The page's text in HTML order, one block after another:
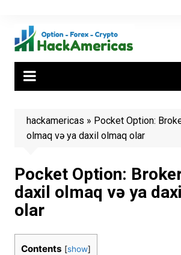
content
hackamericas » Pocket Option:
olmaq və ya daxil olmaq olar
Pocket Option:
daxil olmaq və ya
olar
Contents [show]